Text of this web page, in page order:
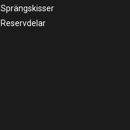
Sprängskisser
Reservdelar